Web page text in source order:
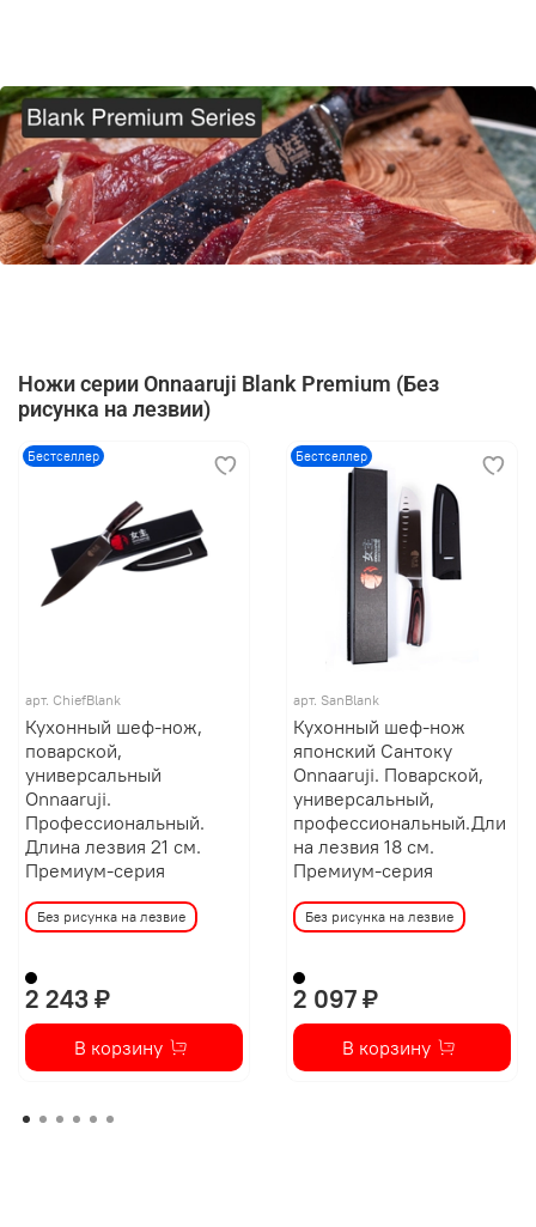
Ножи серии Onnaaruji Blank Premium (Без
рисунка на лезвии)
Бестселлер
арт. ChiefBlank
Кухонный шеф-нож,
поварской,
универсальный
Onnaaruji.
Профессиональный.
Длина лезвия 21 см.
Премиум-серия
Без рисунка на лезвие
2 243 ₽
В корзину
Бестселлер
арт. SanBlank
Кухонный шеф-нож
японский Сантоку
Onnaaruji. Поварской,
универсальный,
профессиональный.Дли
на лезвия 18 см.
Премиум-серия
Без рисунка на лезвие
2 097 ₽
В корзину